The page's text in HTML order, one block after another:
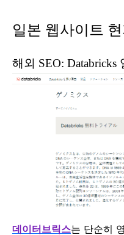
일본 웹사이트
해외 SEO: Databricks
데이터브릭스는 단순히